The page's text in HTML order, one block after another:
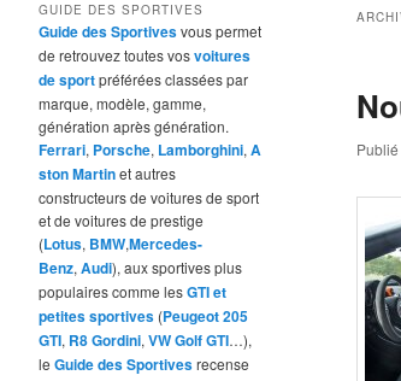
principal
secondaire
GUIDE DES SPORTIVES
Guide des Sportivesvous permet
de retrouvez toutes vosvoitures
de sportpréférées classées par
marque, modèle, gamme,
génération après génération.
Ferrari, Porsche, Lamborghini, A
ston Martinet autres
constructeurs de voitures de sport
et de voitures de prestige
(Lotus, BMW,Mercedes-
Benz, Audi), aux sportives plus
populaires comme lesGTI et
petites sportives (Peugeot 205
GTI, R8 Gordini, VW Golf GTI…),
le Guide des Sportivesrecense